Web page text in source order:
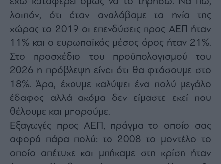
λοιπόν, ότι όταν αναλάβαμε τα ηνία της
χώρας το 2019 οι επενδύσεις προς ΑΕΠ ήταν
11% και ο ευρωπαϊκός μέσος όρος ήταν 21%.
Στο προσχέδιο του προϋπολογισμού του
2026 η πρόβλεψη είναι ότι θα φτάσουμε στο
18%. Άρα, έχουμε καλύψει ένα πολύ μεγάλο
έδαφος αλλά ακόμα δεν είμαστε εκεί που
θέλουμε και μπορούμε.
Εξαγωγές προς ΑΕΠ, πράγμα το οποίο σας
αφορά πάρα πολύ: το 2008 το μοντέλο το
οποίο απέτυχε και μπήκαμε στη κρίση ήταν